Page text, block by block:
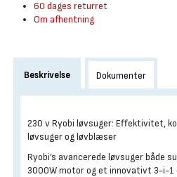
60 dages returret
Om afhentning
Beskrivelse Dokumenter
230 v Ryobi løvsuger: Effektivitet,
løvsuger og løvblæser
Ryobi’s avancerede løvsuger både
3000W motor og et innovativt 3-i-1